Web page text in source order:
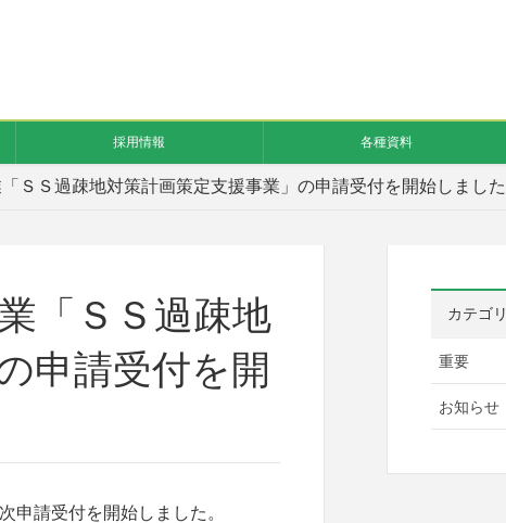
採用情報 各種資料
「ＳＳ過疎地対策計画策定支援事業」の申請受付を開始しました
「ＳＳ過疎地
申請受付を開
申請受付を開始しました。
カテゴ
重要
お知らせ